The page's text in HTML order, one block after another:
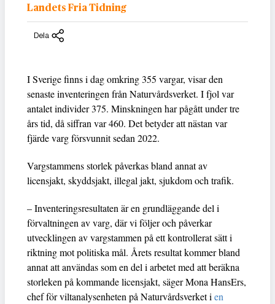
Landets Fria Tidning
Dela
I Sverige finns i dag omkring 355 vargar, visar den
senaste inventeringen från Naturvårdsverket. I fjol var
antalet individer 375. Minskningen har pågått under tre
års tid, då siffran var 460. Det betyder att nästan var
fjärde varg försvunnit sedan 2022.
Vargstammens storlek påverkas bland annat av
licensjakt, skyddsjakt, illegal jakt, sjukdom och trafik.
– Inventeringsresultaten är en grundläggande del i
förvaltningen av varg, där vi följer och påverkar
utvecklingen av vargstammen på ett kontrollerat sätt i
riktning mot politiska mål. Årets resultat kommer bland
annat att användas som en del i arbetet med att beräkna
storleken på kommande licensjakt, säger Mona HansErs,
chef för viltanalysenheten på Naturvårdsverket ien